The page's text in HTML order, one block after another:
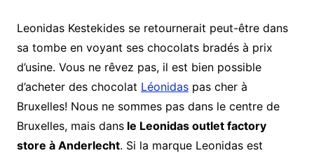
Leonidas Kestekides se retournerait peut-être dans
sa tombe en voyant ses chocolats bradés à prix
d’usine. Vous ne rêvez pas, il est bien possible
d’acheter des chocolat Léonidaspas cher à
Bruxelles! Nous ne sommes pas dans le centre de
Bruxelles, mais dansle Leonidas outlet factory
store à Anderlecht. Si la marque Leonidas est